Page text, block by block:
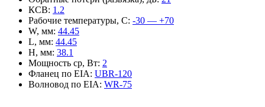
КСВ: 1.2
Рабочие температуры, С: -30 — +70
W, мм: 44.45
L, мм: 44.45
H, мм: 38.1
Мощность ср, Вт: 2
Фланец по EIA: UBR-120
Волновод по EIA: WR-75